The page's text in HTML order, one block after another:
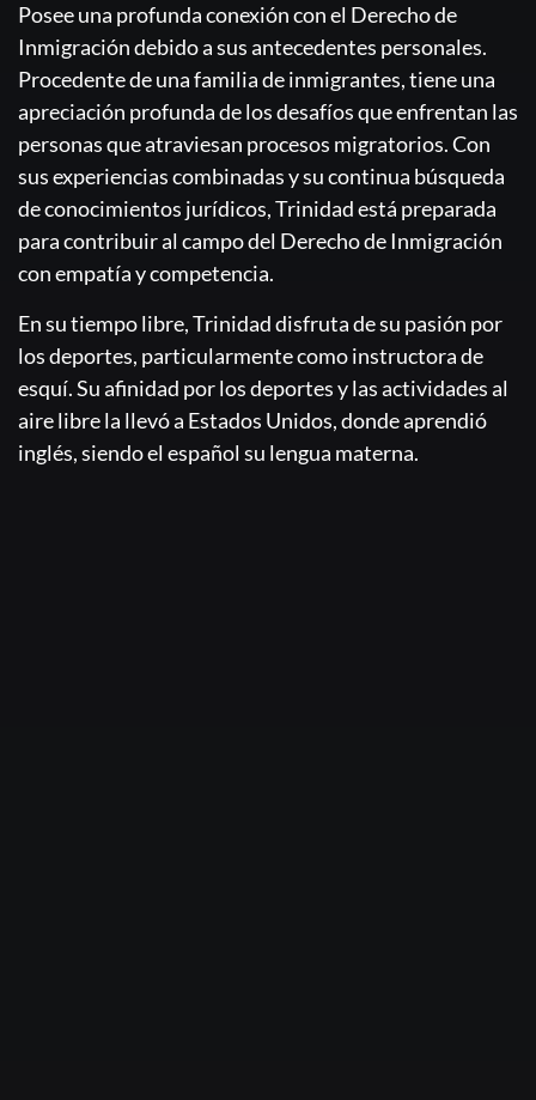
Posee una profunda conexión con el Derecho de
Inmigración debido a sus antecedentes personales.
Procedente de una familia de inmigrantes, tiene una
apreciación profunda de los desafíos que enfrentan las
personas que atraviesan procesos migratorios. Con
sus experiencias combinadas y su continua búsqueda
de conocimientos jurídicos, Trinidad está preparada
para contribuir al campo del Derecho de Inmigración
con empatía y competencia.
En su tiempo libre, Trinidad disfruta de su pasión por
los deportes, particularmente como instructora de
esquí. Su afinidad por los deportes y las actividades al
aire libre la llevó a Estados Unidos, donde aprendió
inglés, siendo el español su lengua materna.